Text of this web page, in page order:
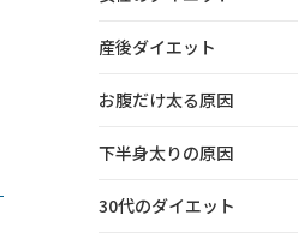
産後ダイエット
お腹だけ太る原因
下半身太りの原因
30代のダイエット